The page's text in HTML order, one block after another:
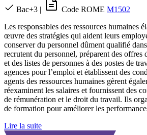
Bac+3 | Code ROME M1502
Les responsables des ressources humaines
œuvre des stratégies qui aident leurs
conserver du personnel dûment qualifié
recrutent du personnel, préparent des offres
et des listes de personnes à des postes de
agences pour l’emploi et établissent des
agents des ressources humaines gèrent
réexaminent les salaires et fournissent des
de rémunération et le droit du travail. Ils
de formation pour améliorer les
Lire la suite